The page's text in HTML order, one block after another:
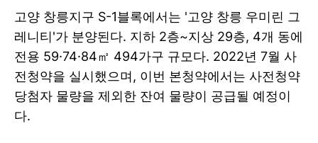
고양 창릉지구 S-1블록에서는 '고양 창릉 우미린 그
레니티'가 분양된다. 지하 2층~지상 29층, 4개 동에
전용 59·74·84㎡ 494가구 규모다. 2022년 7월 사
전청약을 실시했으며, 이번 본청약에서는 사전청약
당첨자 물량을 제외한 잔여 물량이 공급될 예정이
다.